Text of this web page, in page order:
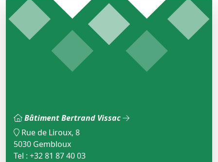
Bâtiment Bertrand Vissac
Rue de Liroux, 8
5030 Gembloux
Tel : +32 81 87 40 03